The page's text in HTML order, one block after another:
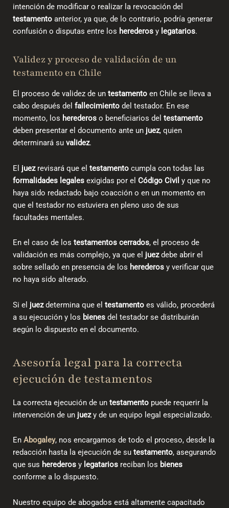
intención de modificar o realizar la revocación del
testamento anterior, ya que, de lo contrario, podría generar
confusión o disputas entre los herederos y legatarios.
Validez y proceso de validación de un
testamento en Chile
El proceso de validez de un testamento en Chile se lleva a
cabo después del fallecimiento del testador. En ese
momento, los herederos o beneficiarios del testamento
deben presentar el documento ante un juez, quien
determinará su validez.
El juezrevisará que el testamento cumpla con todas las
formalidades legales exigidas por el Código Civil y que no
haya sido redactado bajo coacción o en un momento en
que el testador no estuviera en pleno uso de sus
facultades mentales.
En el caso de los testamentos cerrados, el proceso de
validación es más complejo, ya que el juezdebe abrir el
sobre sellado en presencia de los herederos y verificar que
no haya sido alterado.
Si el juezdetermina que el testamento es válido, procederá
a su ejecución y los bienes del testador se distribuirán
según lo dispuesto en el documento.
Asesoría legal para la correcta
ejecución de testamentos
La correcta ejecución de un testamento puede requerir la
intervención de un juezy de un equipo legal especializado.
En Abogaley, nos encargamos de todo el proceso, desde la
redacción hasta la ejecución de su testamento, asegurando
que sus herederos y legatarios reciban los bienes
conforme a lo dispuesto.
Nuestro equipo de abogados está altamente capacitado